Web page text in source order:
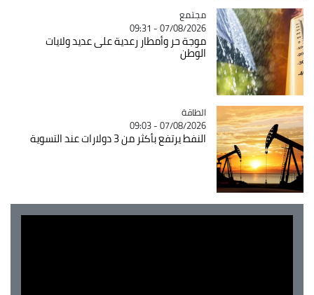
Catégorie
مجتمع
07/08/2026 - 09:31
موجة حر وأمطار رعدية على عديد ولايات
الوطن
Catégorie
الطاقة
07/08/2026 - 09:03
النفط يرتفع بأكثر من 3 دولارات عند التسوية